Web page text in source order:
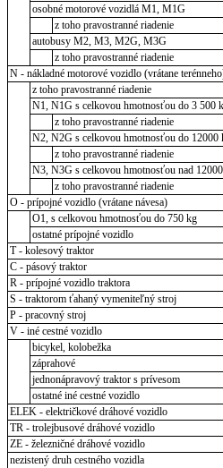
osobné motorové vozidlá M1, M1G
z toho pravostranné riadenie
autobusy M2, M3, M2G, M3G
z toho pravostranné riadenie
N - nákladné motorové vozidlo (vrátane
z toho pravostranné riadenie
N1, N1G s celkovou hmotnosťou do 3 500
z toho pravostranné riadenie
N2, N2G s celkovou hmotnosťou do 12000
z toho pravostranné riadenie
N3, N3G s celkovou hmotnosťou nad
z toho pravostranné riadenie
O - prípojné vozidlo (vrátane návesa)
O1, s celkovou hmotnosťou do 750 kg
ostatné prípojné vozidlo
T - kolesový traktor
C - pásový traktor
R - prípojné vozidlo traktora
S - traktorom ťahaný vymeniteľný stroj
P - pracovný stroj
V - iné cestné vozidlo
bicykel, kolobežka
záprahové
jednonápravový traktor s prívesom
ostatné iné cestné vozidlo
ELEK - električkové dráhové vozidlo
TR - trolejbusové dráhové vozidlo
ZE - železničné dráhové vozidlo
nezistený druh cestného vozidla